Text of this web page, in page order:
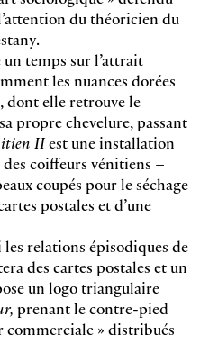
du théoricien du
temps sur l’attrait
les nuances dorées
dont elle retrouve le
propre chevelure, passant
IIest une installation
coiffeurs vénitiens –
coupés pour le séchage
postales et d’une
les relations épisodiques de
des cartes postales et un
un logo triangulaire
prenant le contre-pied
commerciale » distribués